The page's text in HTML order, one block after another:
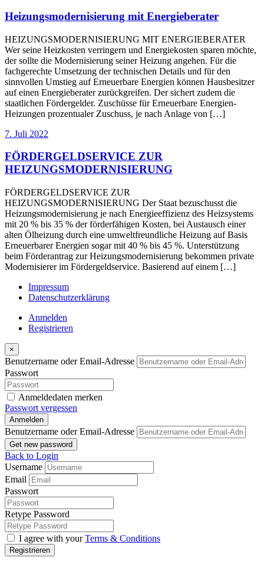
Heizungsmodernisierung mit Energieberater
HEIZUNGSMODERNISIERUNG MIT ENERGIEBERATER
Wer seine Heizkosten verringern und Energiekosten sparen möchte,
der sollte die Modernisierung seiner Heizung angehen. Für die
fachgerechte Umsetzung der technischen Details und für den
sinnvollen Umstieg auf Erneuerbare Energien können Hausbesitzer
auf einen Energieberater zurückgreifen. Der sichert zudem die
staatlichen Fördergelder. Zuschüsse für Erneuerbare Energien-
Heizungen prozentualer Zuschuss, je nach Anlage von […]
7. Juli 2022
FÖRDERGELDSERVICE ZUR
HEIZUNGSMODERNISIERUNG
FÖRDERGELDSERVICE ZUR
HEIZUNGSMODERNISIERUNG Der Staat bezuschusst die
Heizungsmodernisierung je nach Energieeffizienz des Heizsystems
mit 20 % bis 35 % der förderfähigen Kosten, bei Austausch einer
alten Ölheizung durch eine umweltfreundliche Heizung auf Basis
Erneuerbarer Energien sogar mit 40 % bis 45 %. Unterstützung
beim Förderantrag zur Heizungsmodernisierung bekommen private
Modernisierer im Fördergeldservice. Basierend auf einem […]
Impressum
Datenschutzerklärung
Anmelden
Registrieren
×
Benutzername oder Email-Adresse
Passwort
Anmeldedaten merken
Passwort vergessen
Anmelden
Benutzername oder Email-Adresse
Get new password
Back to Login
Username
Email
Passwort
Retype Password
I agree with yourTerms & Conditions
Registrieren